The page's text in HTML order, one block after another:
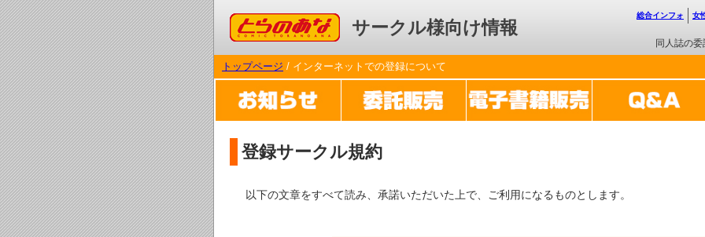
コミックとらのあな サークル様向け情報
同人誌の委
総合インフォ 女
トップページ / インターネットでの登録について
登録サークル規約
以下の文章をすべて読み、承諾いただいた上で、ご利用になるものとします。